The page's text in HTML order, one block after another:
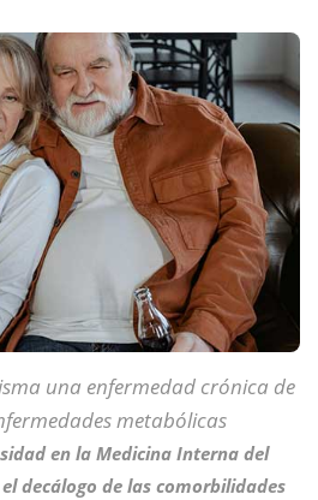
una enfermedad crónica de
metabólicas
en la Medicina Interna del
decálogo de las comorbilidades